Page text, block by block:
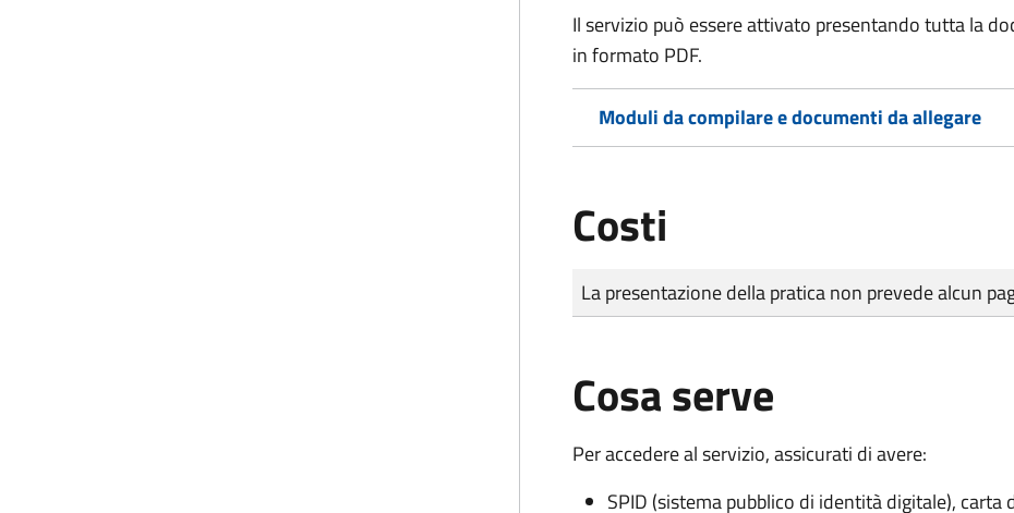
Il servizio può essere attivato presentando tutta la
in formato PDF.
Moduli da compilare e documenti da allegare
Costi
Tipo di pagamento
Importo
La presentazione della pratica non prevede alcun
Cosa serve
Per accedere al servizio, assicurati di avere:
SPID (sistema pubblico di identità digitale), carta